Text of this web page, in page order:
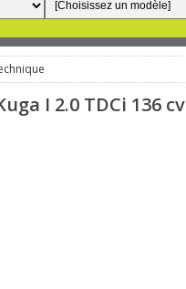
I 2.0 TDCi 136 cv